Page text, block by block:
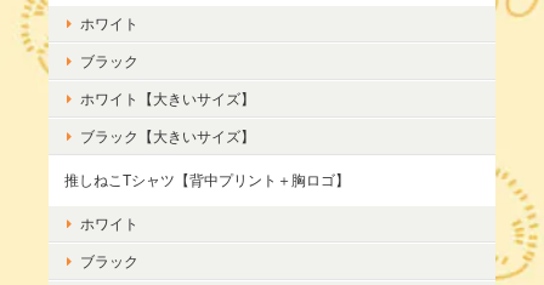
ホワイト
ブラック
ホワイト【大きいサイズ】
ブラック【大きいサイズ】
推しねこTシャツ【背中プリント＋胸ロゴ】
ホワイト
ブラック